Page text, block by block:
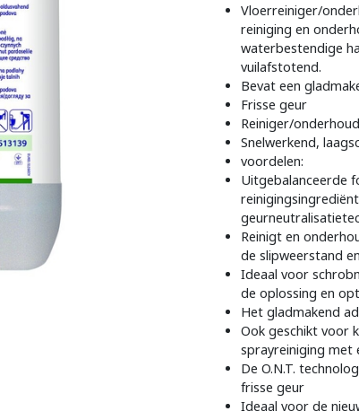
Vloerreiniger/
reiniging en
waterbestendige
vuilafstotend.
Bevat een
Frisse geur
Reiniger/
Snelwerkend,
voordelen:
Uitgebalanceerde
Reinigt en
de slipweerstand
Ideaal voor
de oplossing en
Het gladmakend
Ook geschikt voor
sprayreiniging met
De O.N.T.
frisse geur
Ideaal voor de